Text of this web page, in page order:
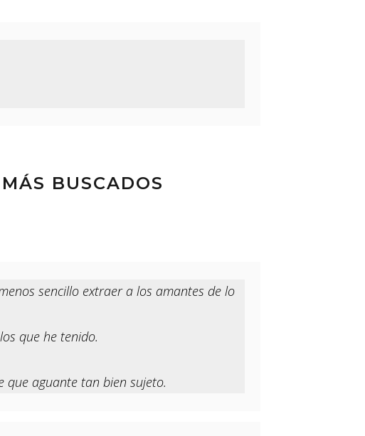
BUSCADOS
sencillo extraer a los amantes de lo
que he tenido.
que aguante tan bien sujeto.